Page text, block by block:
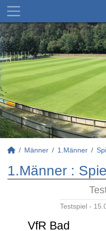
Männer 1.Männer
1.Männer :
Testspiel -
VfR Bad